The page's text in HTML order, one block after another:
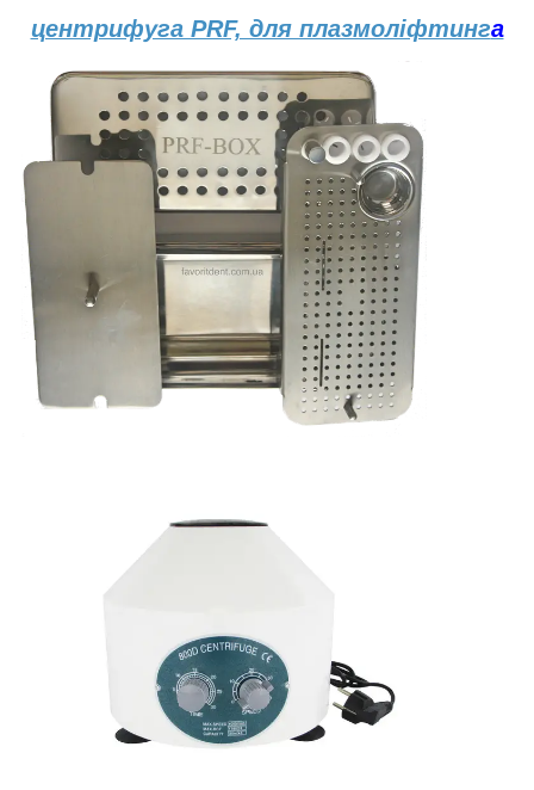
центрифуга PRF, для плазмоліфтинга